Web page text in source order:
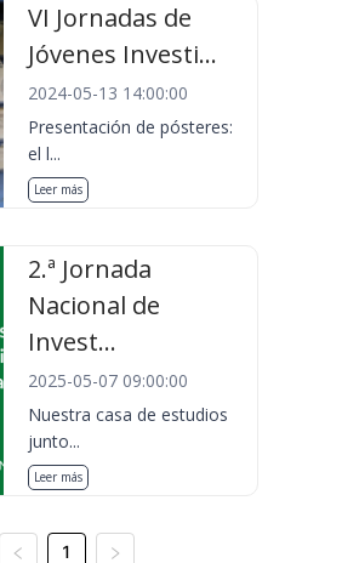
VI Jornadas de
Jóvenes Investi...
2024-05-13 14:00:00
Presentación de pósteres:
el l...
Leer más
2.ª Jornada
Nacional de
Invest...
2025-05-07 09:00:00
Nuestra casa de estudios
junto...
Leer más
1